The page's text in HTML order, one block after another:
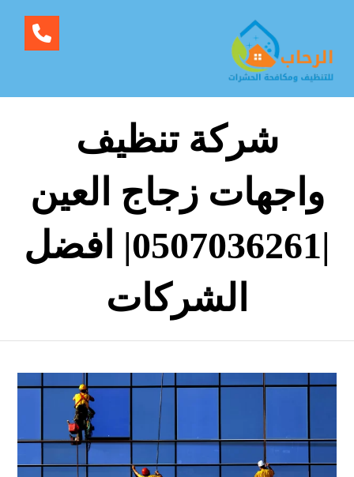
شركة تنظيف
واجهات زجاج العين
|0507036261| افضل
الشركات